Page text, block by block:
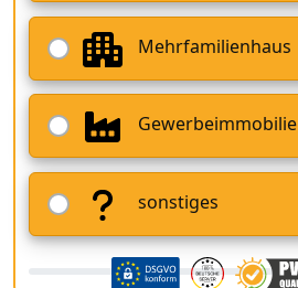
Mehrfamilienhaus
Gewerbeimmobilie
sonstiges